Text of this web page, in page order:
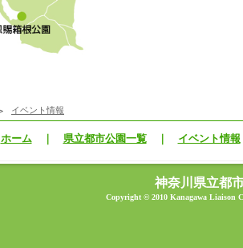
イベント情報
ホーム｜ 県立都市公園一覧｜ イベント情報
神奈川県立都
Copyright © 2010 Kanagawa Liaison